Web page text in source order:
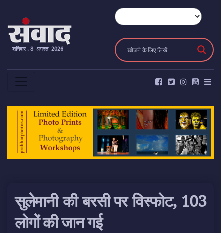
शनिवार , 8 अगस्त 2026
सुलेमानी की बरसी पर विस्फोट, 103
लोगों की जान गई